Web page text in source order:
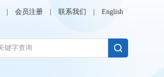
会员注册 联系我们 English